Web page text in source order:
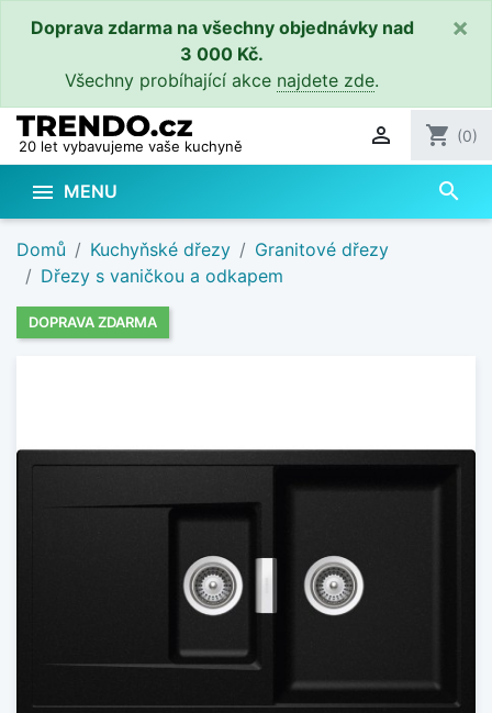
Doprava zdarma na všechny objednávky nad
3 000 Kč.
Všechny probíhající akce najdete zde.
×
20 let vybavujeme vaše kuchyně  shopping_cart (0)
 MENU search
Domů Kuchyňské dřezy
Granitové dřezy
Dřezy s vaničkou a odkapem
DOPRAVA ZDARMA